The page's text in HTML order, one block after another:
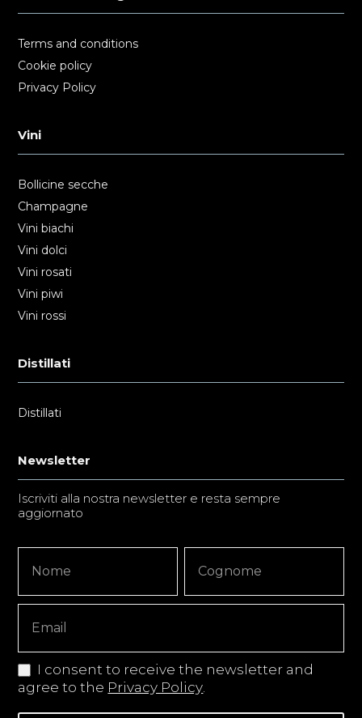
Terms and conditions
Cookie policy
Privacy Policy
Vini
Bollicine secche
Champagne
Vini biachi
Vini dolci
Vini rosati
Vini piwi
Vini rossi
Distillati
Distillati
Newsletter
Iscriviti alla nostra newsletter e resta sempre
aggiornato
Signup
Copy
I consent to receive the newsletter and
agree to the Privacy Policy